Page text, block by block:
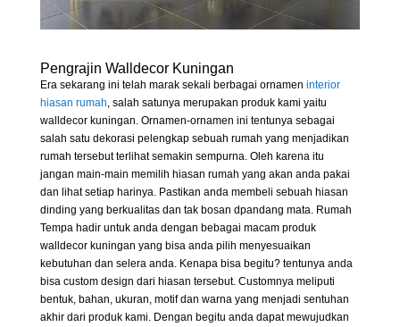
Pengrajin Walldecor Kuningan
Era sekarang ini telah marak sekali berbagai ornamen interior
hiasan rumah, salah satunya merupakan produk kami yaitu
walldecor kuningan. Ornamen-ornamen ini tentunya sebagai
salah satu dekorasi pelengkap sebuah rumah yang menjadikan
rumah tersebut terlihat semakin sempurna. Oleh karena itu
jangan main-main memilih hiasan rumah yang akan anda pakai
dan lihat setiap harinya. Pastikan anda membeli sebuah hiasan
dinding yang berkualitas dan tak bosan dpandang mata. Rumah
Tempa hadir untuk anda dengan bebagai macam produk
walldecor kuningan yang bisa anda pilih menyesuaikan
kebutuhan dan selera anda. Kenapa bisa begitu? tentunya anda
bisa custom design dari hiasan tersebut. Customnya meliputi
bentuk, bahan, ukuran, motif dan warna yang menjadi sentuhan
akhir dari produk kami. Dengan begitu anda dapat mewujudkan